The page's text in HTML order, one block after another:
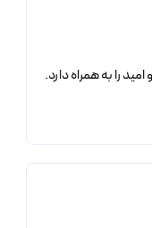
را به همراه دارد.